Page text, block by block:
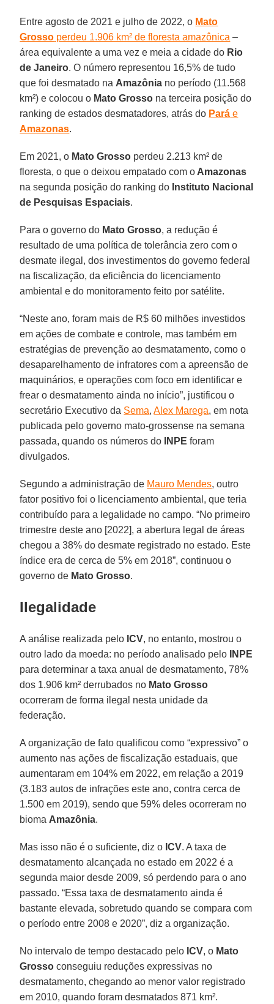
Entre agosto de 2021 e julho de 2022, o Mato
Grosso perdeu 1.906 km² de floresta amazônica –
área equivalente a uma vez e meia a cidade do Rio
de Janeiro. O número representou 16,5% de tudo
que foi desmatado na Amazônia no período (11.568
km²) e colocou o Mato Grosso na terceira posição do
ranking de estados desmatadores, atrás do Pará e
Amazonas.
Em 2021, o Mato Grosso perdeu 2.213 km² de
floresta, o que o deixou empatado com o Amazonas
na segunda posição do ranking do Instituto Nacional
de Pesquisas Espaciais.
Para o governo do Mato Grosso, a redução é
resultado de uma política de tolerância zero com o
desmate ilegal, dos investimentos do governo federal
na fiscalização, da eficiência do licenciamento
ambiental e do monitoramento feito por satélite.
“Neste ano, foram mais de R$ 60 milhões investidos
em ações de combate e controle, mas também em
estratégias de prevenção ao desmatamento, como o
desaparelhamento de infratores com a apreensão de
maquinários, e operações com foco em identificar e
frear o desmatamento ainda no início”, justificou o
secretário Executivo da Sema,Alex Marega, em nota
publicada pelo governo mato-grossense na semana
passada, quando os números do INPE foram
divulgados.
Segundo a administração de Mauro Mendes, outro
fator positivo foi o licenciamento ambiental, que teria
contribuído para a legalidade no campo. “No primeiro
trimestre deste ano [2022], a abertura legal de áreas
chegou a 38% do desmate registrado no estado. Este
índice era de cerca de 5% em 2018”, continuou o
governo de Mato Grosso.
Ilegalidade
A análise realizada pelo ICV, no entanto, mostrou o
outro lado da moeda: no período analisado pelo INPE
para determinar a taxa anual de desmatamento, 78%
dos 1.906 km² derrubados no Mato Grosso
ocorreram de forma ilegal nesta unidade da
federação.
A organização de fato qualificou como “expressivo” o
aumento nas ações de fiscalização estaduais, que
aumentaram em 104% em 2022, em relação a 2019
(3.183 autos de infrações este ano, contra cerca de
1.500 em 2019), sendo que 59% deles ocorreram no
bioma Amazônia.
Mas isso não é o suficiente, diz o ICV. A taxa de
desmatamento alcançada no estado em 2022 é a
segunda maior desde 2009, só perdendo para o ano
passado. “Essa taxa de desmatamento ainda é
bastante elevada, sobretudo quando se compara com
o período entre 2008 e 2020”, diz a organização.
No intervalo de tempo destacado pelo ICV, o Mato
Grosso conseguiu reduções expressivas no
desmatamento, chegando ao menor valor registrado
em 2010, quando foram desmatados 871 km².